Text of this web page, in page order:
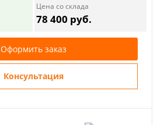
Цена со склада
78 400 руб.
Оформить заказ
Консультация